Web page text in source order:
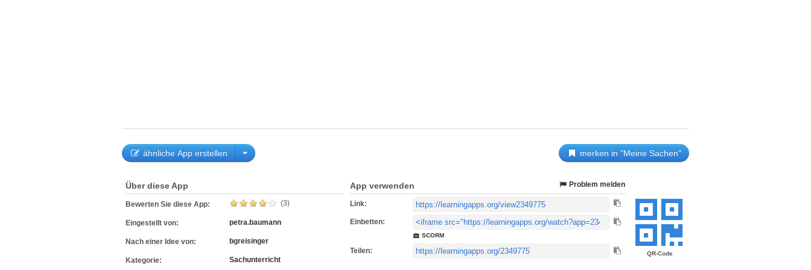
ähnliche App erstellen merken in "Meine Sachen"
QR-Code
Über diese App
Bewerten Sie diese App: (3)
Eingestellt von: petra.baumann
Nach einer Idee von: bgreisinger
Kategorie: Sachunterricht
App verwenden Problem melden
Link:
Einbetten:
SCORM
Teilen: